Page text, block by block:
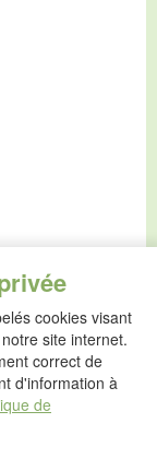
cookies visant
site internet.
correct de
d'information à
de